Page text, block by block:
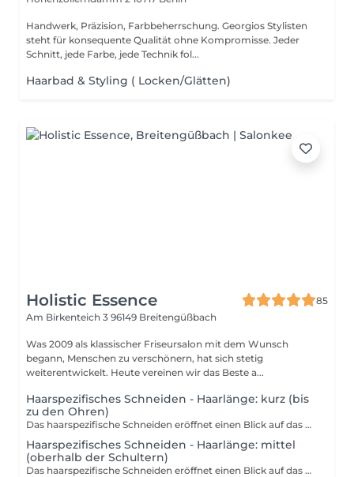
Handwerk, Präzision, Farbbeherrschung. Georgios Stylisten
steht für konsequente Qualität ohne Kompromisse. Jeder
Schnitt, jede Farbe, jede Technik fol...
Haarbad & Styling ( Locken/Glätten)
Holistic Essence
85
Am Birkenteich 3 96149 Breitengüßbach
Was 2009 als klassischer Friseursalon mit dem Wunsch
begann, Menschen zu verschönern, hat sich stetig
weiterentwickelt. Heute vereinen wir das Beste a...
Haarspezifisches Schneiden - Haarlänge: kurz (bis
zu den Ohren)
Das haarspezifische Schneiden eröffnet einen Blick auf das Haar als lebendiges Element dessen Eigenart sich in der natürlichen Wuchsrichtung und der feinen Torsion jeder Strähne zeigt. Jede Haarsträhne folgt ihrer individuellen Bewegung, wodurch ein eigenständiger Charakter entsteht. Die Konturen des Gesichts und die Linien des Kopfs dienen als Grundlage für die präzise Gestaltung. Der Schnitt greift die vorhandenen Strukturen auf und bringt sie in ein ausgewogenes Verhältnis. Die Handhabung der Frisur wird durch eine passgenaue Abstimmung der Schnittführung erleichtert. Technische Präzision und kreative Umsetzung verschmelzen zu einem Gesamtkonzept, das den persönlichen Ausdruck fördert und die Identität des Trägers sichtbar macht.
Haarspezifisches Schneiden - Haarlänge: mittel
(oberhalb der Schultern)
Das haarspezifische Schneiden eröffnet einen Blick auf das Haar als lebendiges Element dessen Eigenart sich in der natürlichen Wuchsrichtung und der feinen Torsion jeder Strähne zeigt. Jede Haarsträhne folgt ihrer individuellen Bewegung, wodurch ein eigenständiger Charakter entsteht. Die Konturen des Gesichts und die Linien des Kopfs dienen als Grundlage für die präzise Gestaltung. Der Schnitt greift die vorhandenen Strukturen auf und bringt sie in ein ausgewogenes Verhältnis. Die Handhabung der Frisur wird durch eine passgenaue Abstimmung der Schnittführung erleichtert. Technische Präzision und kreative Umsetzung verschmelzen zu einem Gesamtkonzept, das den persönlichen Ausdruck fördert und die Identität des Trägers sichtbar macht.